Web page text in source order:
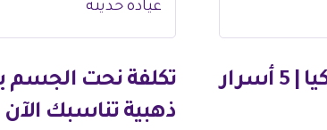
تكلفة نحت الجسم في تركيا | 5 أسرار
ذهبية تناسبك الآن